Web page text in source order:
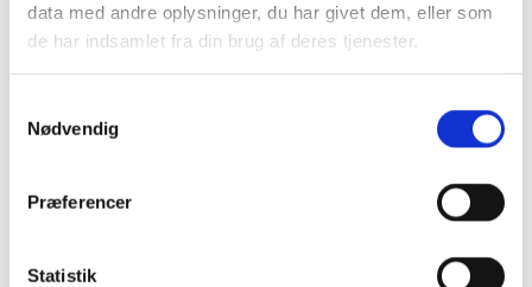
data med andre oplysninger, du har givet dem, eller som
de har indsamlet fra din brug af deres tjenester.
Nødvendig
Præferencer
Statistik
Borde & stole
Sofaer & lænestole